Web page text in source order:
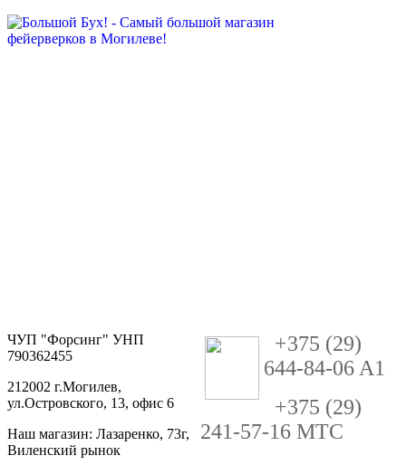
ЧУП "Форсинг" УНП
790362455
212002 г.Могилев,
ул.Островского, 13, офис 6
Наш магазин: Лазаренко, 73г,
Виленский рынок
+375 (29)
644-84-06 A1
+375 (29)
241-57-16 MTC